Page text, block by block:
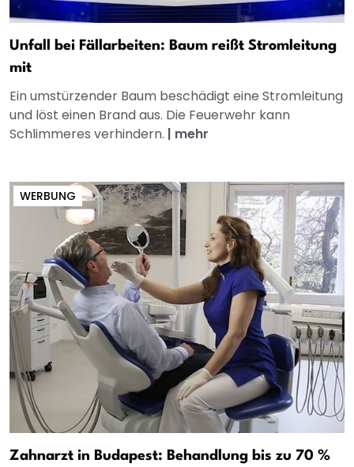
Unfall bei Fällarbeiten: Baum reißt Stromleitung
mit
Ein umstürzender Baum beschädigt eine Stromleitung
und löst einen Brand aus. Die Feuerwehr kann
Schlimmeres verhindern. | mehr
WERBUNG
Zahnarzt in Budapest: Behandlung bis zu 70 %